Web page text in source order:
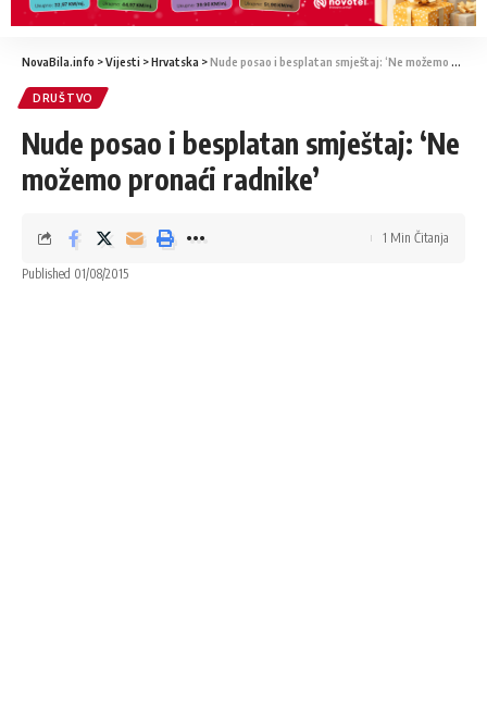
NovaBila.info >Vijesti >Hrvatska >Nude posao i besplatan smještaj: ‘Ne možemo pronaći radnike’
DRUŠTVO
Nude posao i besplatan smještaj: ‘Ne
možemo pronaći radnike’
Published 01/08/2015
1 Min Čitanja